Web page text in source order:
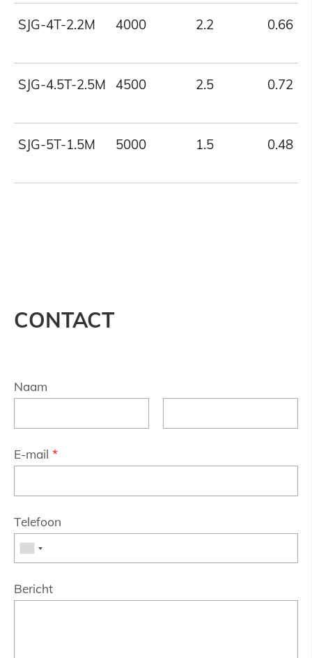
SJG-4T-2.2M 4000 2.2 0.66
SJG-4.5T-2.5M 4500 2.5 0.72
SJG-5T-1.5M 5000 1.5 0.48
CONTACT
Naam
E-mail *
Telefoon
Bericht